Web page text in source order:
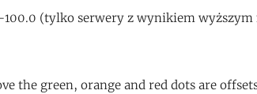
(tylko serwery z wynikiem wyższym
the green, orange and red dots are